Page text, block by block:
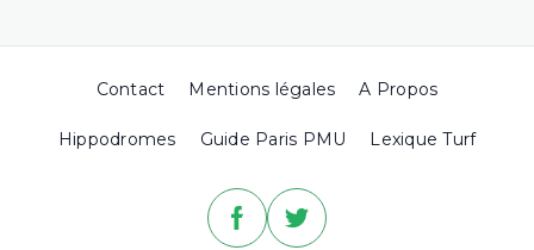
Contact Mentions légales A Propos
Hippodromes Guide Paris PMU Lexique Turf